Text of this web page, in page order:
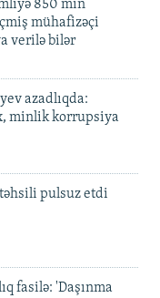
850 min
mühafizəçi
verilə bilər
azadlıqda:
minlik korrupsiya
pulsuz etdi
fasilə: 'Daşınma